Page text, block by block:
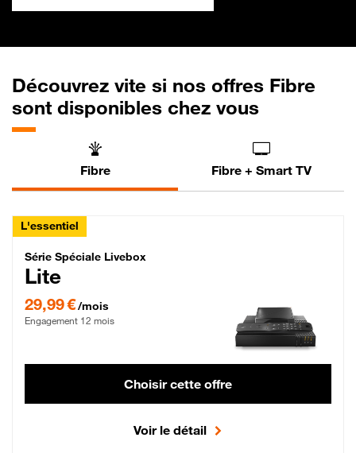
Découvrez vite si nos offres Fibre
sont disponibles chez vous
Fibre Fibre + Smart TV
L'essentiel
Série Spéciale Livebox Lite Fibre
Série Spéciale Livebox
Lite
29,99 €/mois
Engagement 12 mois
Choisir cette offre
Voir le détail